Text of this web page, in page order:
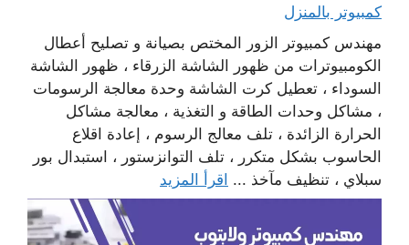
كمبيوتر بالمنزل
مهندس كمبيوتر الزور المختص بصيانة و تصليح أعطال
الكومبيوترات من ظهور الشاشة الزرقاء ، ظهور الشاشة
السوداء ، تعطيل كرت الشاشة وحدة معالجة الرسومات
، مشاكل وحدات الطاقة و التغذية ، معالجة مشاكل
الحرارة الزائدة ، تلف معالج الرسوم ، إعادة اقلاع
الحاسوب بشكل متكرر ، تلف التوانزستور ، استبدال بور
سبلاي ، تنظيف مآخذ ... اقرأ المزيد